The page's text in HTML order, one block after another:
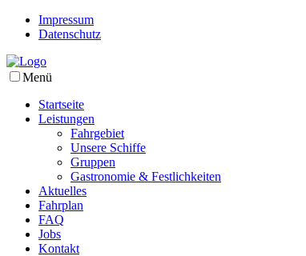
Impressum
Datenschutz
Menü
Startseite
Leistungen
Fahrgebiet
Unsere Schiffe
Gruppen
Gastronomie & Festlichkeiten
Aktuelles
Fahrplan
FAQ
Jobs
Kontakt